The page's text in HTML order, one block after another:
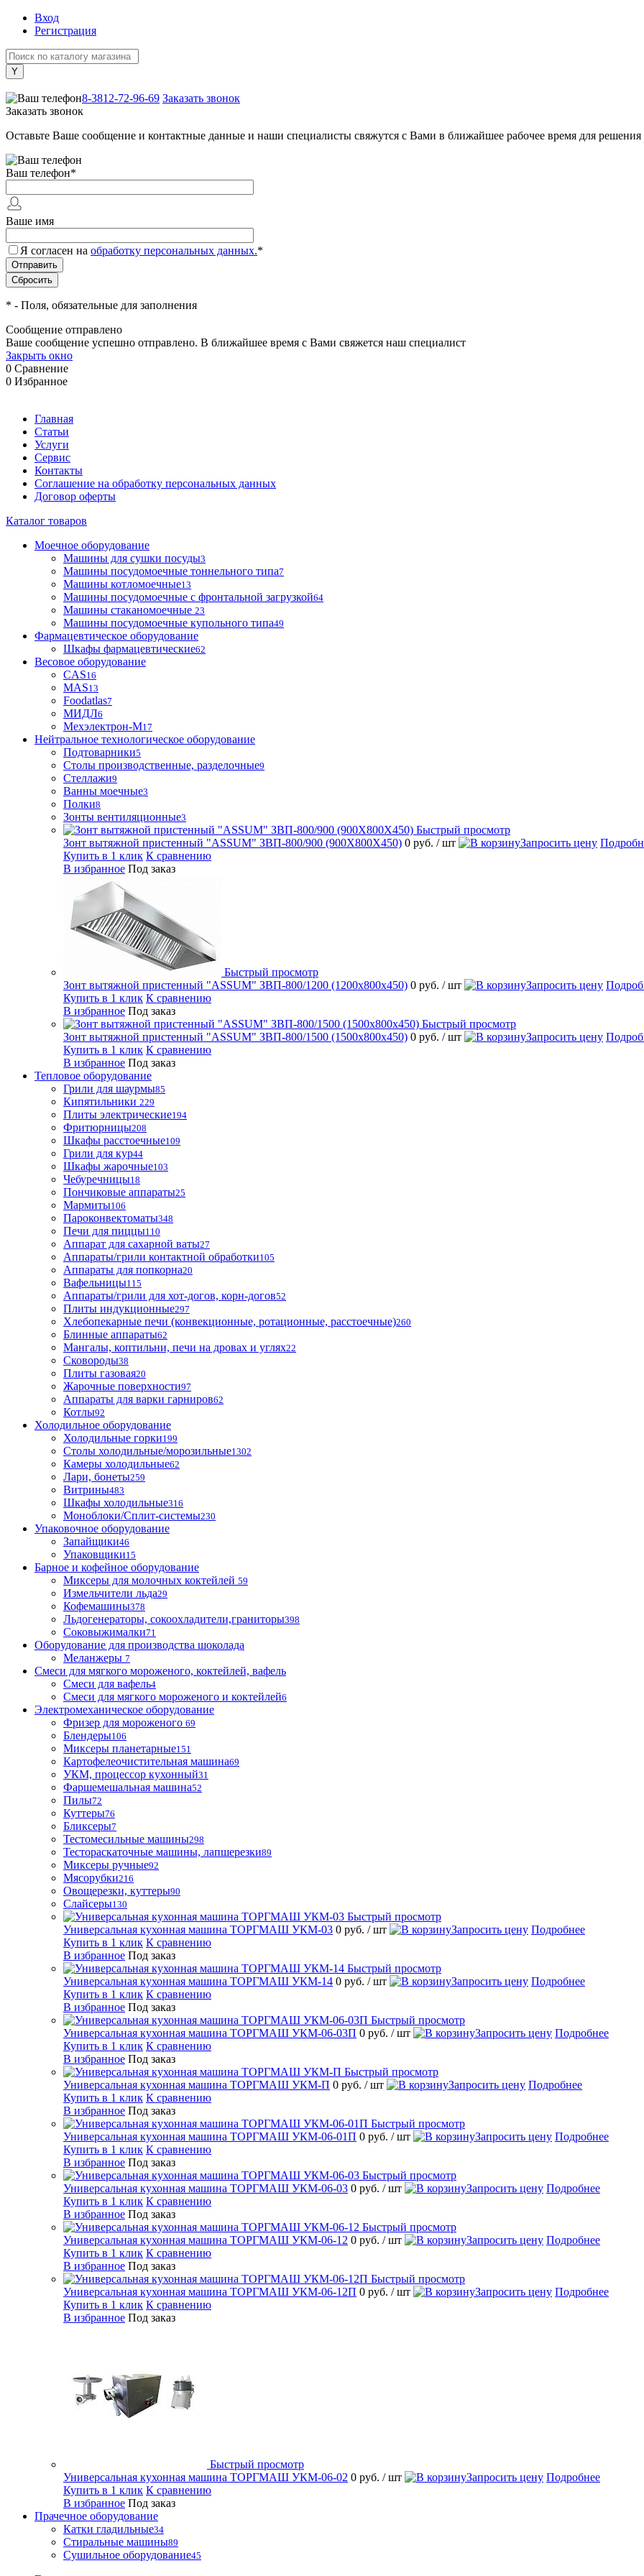
Вход
Регистрация
8-3812-72-96-69 Заказать звонок
Заказать звонок
Оставьте Ваше сообщение и контактные данные и наши специалисты свяжутся с Вами в ближайшее рабочее время для
Ваш телефон*
Ваше имя
Я согласен на обработку персональных данных.*
* - Поля, обязательные для заполнения
Сообщение отправлено
Ваше сообщение успешно отправлено. В ближайшее время с Вами свяжется наш специалист
Закрыть окно
0 Сравнение
0 Избранное
Главная
Статьи
Услуги
Сервис
Контакты
Соглашение на обработку персональных данных
Договор оферты
Каталог товаров
Моечное оборудование
Машины для сушки посуды3
Машины посудомоечные тоннельного типа7
Машины котломоечные13
Машины посудомоечные с фронтальной загрузкой64
Машины стаканомоечные 23
Машины посудомоечные купольного типа49
Фармацевтическое оборудование
Шкафы фармацевтические62
Весовое оборудование
CAS16
MAS13
Foodatlas7
МИДЛ6
Мехэлектрон-М17
Нейтральное технологическое оборудование
Подтоварники5
Столы производственные, разделочные9
Стеллажи9
Ванны моечные3
Полки8
Зонты вентиляционные3
Быстрый просмотр
Зонт вытяжной пристенный "ASSUM" ЗВП-800/900 (900Х800Х450) 0 руб. / шт Запросить цену
Купить в 1 клик К сравнению
В избранное Под заказ
Быстрый просмотр
Зонт вытяжной пристенный "ASSUM" ЗВП-800/1200 (1200х800х450) 0 руб. / шт Запросить цену
Купить в 1 клик К сравнению
В избранное Под заказ
Быстрый просмотр
Зонт вытяжной пристенный "ASSUM" ЗВП-800/1500 (1500х800х450) 0 руб. / шт Запросить цену
Купить в 1 клик К сравнению
В избранное Под заказ
Тепловое оборудование
Грили для шаурмы85
Кипятильники 229
Плиты электрические194
Фритюрницы208
Шкафы расстоечные109
Грили для кур44
Шкафы жарочные103
Чебуречницы18
Пончиковые аппараты25
Мармиты106
Пароконвектоматы348
Печи для пиццы110
Аппарат для сахарной ваты27
Аппараты/грили контактной обработки105
Аппараты для попкорна20
Вафельницы115
Аппараты/грили для хот-догов, корн-догов52
Плиты индукционные297
Хлебопекарные печи (конвекционные, ротационные, расстоечные)260
Блинные аппараты62
Мангалы, коптильни, печи на дровах и углях22
Сковороды38
Плиты газовая20
Жарочные поверхности97
Аппараты для варки гарниров62
Котлы92
Холодильное оборудование
Холодильные горки199
Столы холодильные/морозильные1302
Камеры холодильные62
Лари, бонеты259
Витрины483
Шкафы холодильные316
Моноблоки/Сплит-системы230
Упаковочное оборудование
Запайщики46
Упаковщики15
Барное и кофейное оборудование
Миксеры для молочных коктейлей 59
Измельчители льда29
Кофемашины378
Льдогенераторы, сокоохладители,граниторы398
Соковыжималки71
Оборудование для производства шоколада
Меланжеры 7
Смеси для мягкого мороженого, коктейлей, вафель
Смеси для вафель4
Смеси для мягкого мороженого и коктейлей6
Электромеханическое оборудование
Фризер для мороженого 69
Блендеры106
Миксеры планетарные151
Картофелеочистительная машина69
УКМ, процессор кухонный31
Фаршемешальная машина52
Пилы72
Куттеры76
Бликсеры7
Тестомесильные машины298
Тестораскаточные машины, лапшерезки89
Миксеры ручные92
Мясорубки216
Овощерезки, куттеры90
Слайсеры130
Быстрый просмотр
Универсальная кухонная машина ТОРГМАШ УКМ-03 0 руб. / шт Запросить цену Подробнее
Купить в 1 клик К сравнению
В избранное Под заказ
Быстрый просмотр
Универсальная кухонная машина ТОРГМАШ УКМ-14 0 руб. / шт Запросить цену Подробнее
Купить в 1 клик К сравнению
В избранное Под заказ
Быстрый просмотр
Универсальная кухонная машина ТОРГМАШ УКМ-06-03П 0 руб. / шт Запросить цену Подробнее
Купить в 1 клик К сравнению
В избранное Под заказ
Быстрый просмотр
Универсальная кухонная машина ТОРГМАШ УКМ-П 0 руб. / шт Запросить цену Подробнее
Купить в 1 клик К сравнению
В избранное Под заказ
Быстрый просмотр
Универсальная кухонная машина ТОРГМАШ УКМ-06-01П 0 руб. / шт Запросить цену Подробнее
Купить в 1 клик К сравнению
В избранное Под заказ
Быстрый просмотр
Универсальная кухонная машина ТОРГМАШ УКМ-06-03 0 руб. / шт Запросить цену Подробнее
Купить в 1 клик К сравнению
В избранное Под заказ
Быстрый просмотр
Универсальная кухонная машина ТОРГМАШ УКМ-06-12 0 руб. / шт Запросить цену Подробнее
Купить в 1 клик К сравнению
В избранное Под заказ
Быстрый просмотр
Универсальная кухонная машина ТОРГМАШ УКМ-06-12П 0 руб. / шт Запросить цену Подробнее
Купить в 1 клик К сравнению
В избранное Под заказ
Быстрый просмотр
Универсальная кухонная машина ТОРГМАШ УКМ-06-02 0 руб. / шт Запросить цену Подробнее
Купить в 1 клик К сравнению
В избранное Под заказ
Прачечное оборудование
Катки гладильные34
Стиральные машины89
Сушильное оборудование45